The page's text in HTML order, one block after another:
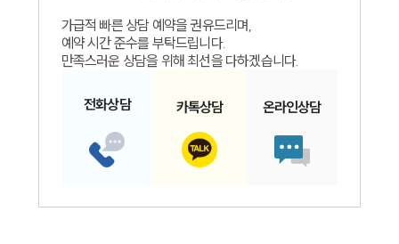
가급적 빠른 상담 예약을 권유드리며,
예약 시간 준수를 부탁드립니다.
만족스러운 상담을 위해 최선을 다하겠습니다.
전화상담 카톡상담 온라인상담